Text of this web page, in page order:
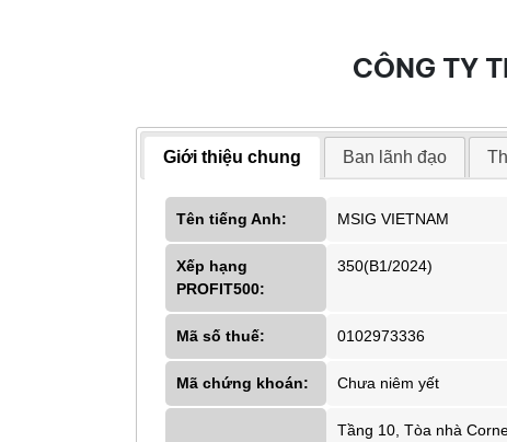
CÔNG TY
Giới thiệu chung Ban lãnh đạo
Tên tiếng Anh: MSIG VIETNAM
Xếp hạng
PROFIT500:
350(B1/2024)
Mã số thuế: 0102973336
Mã chứng khoán: Chưa niêm yết
Tầng 10, Tòa nhà